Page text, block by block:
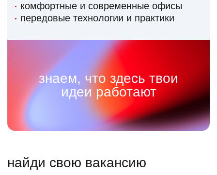
комфортные и современные офисы
передовые технологии и практики
знаем, что здесь твои
идеи работают
найди свою вакансию